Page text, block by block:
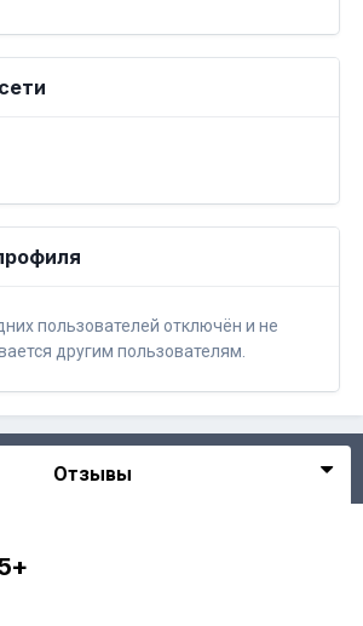
пользователей отключён и не
другим пользователям.
Отзывы